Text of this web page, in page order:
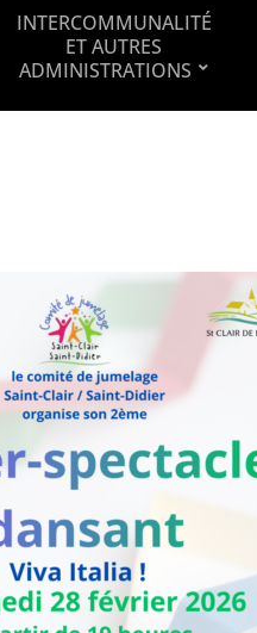
INTERCOMMUNALITÉ
ET AUTRES
ADMINISTRATIONS